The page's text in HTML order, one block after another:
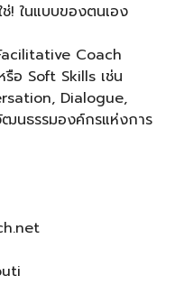
! ในแบบของตนเอง
Coach
อ Soft Skills เช่น
Dialogue,
นธรรมองค์กรแห่งการ